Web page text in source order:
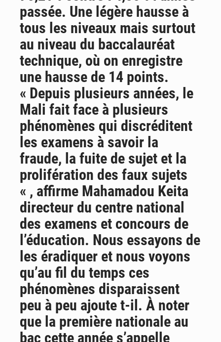
passée. Une légère hausse à
tous les niveaux mais surtout
au niveau du baccalauréat
technique, où on enregistre
une hausse de 14 points.
« Depuis plusieurs années, le
Mali fait face à plusieurs
phénomènes qui discréditent
les examens à savoir la
fraude, la fuite de sujet et la
prolifération des faux sujets
« , affirme Mahamadou Keita
directeur du centre national
des examens et concours de
l’éducation. Nous essayons de
les éradiquer et nous voyons
qu’au fil du temps ces
phénomènes disparaissent
peu à peu ajoute t-il. À noter
que la première nationale au
bac cette année s’appelle